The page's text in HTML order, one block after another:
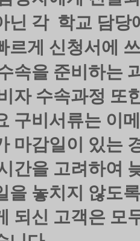
닌 각 학교 담당
르게 신청서에
속을 준비하는
자 수속과정 또
구비서류는 이
마감일이 있는
간을 고려하여
을 놓치지 않도
되신 고객은 모